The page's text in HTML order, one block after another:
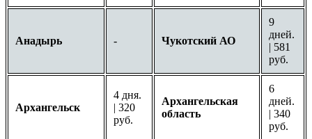
Анадырь - Чукотский АО
9
дней.
| 581
руб.
Архангельск
4 дня.
| 320
руб.
Архангельская
область
6
дней.
| 340
руб.